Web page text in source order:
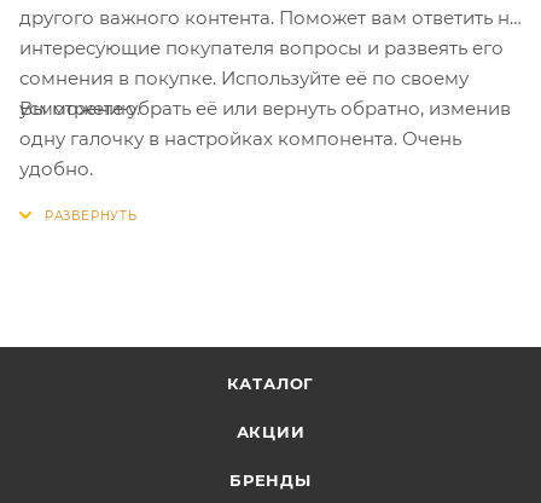
другого важного контента. Поможет вам ответить на
интересующие покупателя вопросы и развеять его
сомнения в покупке. Используйте её по своему
усмотрению.
Вы можете убрать её или вернуть обратно, изменив
одну галочку в настройках компонента. Очень
удобно.
КАТАЛОГ
АКЦИИ
БРЕНДЫ